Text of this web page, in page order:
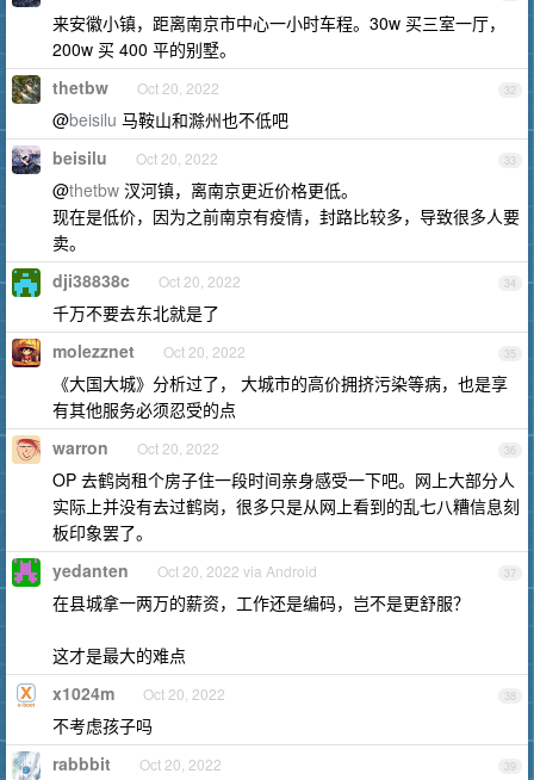
来安徽小镇，距离南京市中心一小时车程。30w 买三室一厅，
200w 买 400 平的别墅。
32
thetbw Oct 20, 2022
@beisilu 马鞍山和滁州也不低吧
33
beisilu Oct 20, 2022
@thetbw 汊河镇，离南京更近价格更低。
现在是低价，因为之前南京有疫情，封路比较多，导致很多人要
卖。
34
dji38838c Oct 20, 2022
千万不要去东北就是了
35
molezznet Oct 20, 2022
《大国大城》分析过了， 大城市的高价拥挤污染等病，也是享
有其他服务必须忍受的点
36
warron Oct 20, 2022
OP 去鹤岗租个房子住一段时间亲身感受一下吧。网上大部分人
实际上并没有去过鹤岗，很多只是从网上看到的乱七八糟信息刻
板印象罢了。
37
yedanten Oct 20, 2022 via Android
在县城拿一两万的薪资，工作还是编码，岂不是更舒服？
这才是最大的难点
38
x1024m Oct 20, 2022
不考虑孩子吗
39
rabbbit Oct 20, 2022